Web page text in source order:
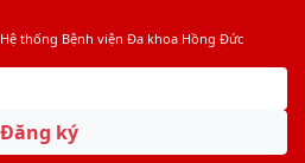
thống Bệnh viện Đa khoa Hồng Đức
Đăng ký